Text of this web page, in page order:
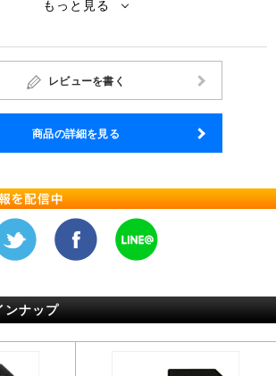
もっと見る
レビューを書く
商品の詳細を見る
ンナップ